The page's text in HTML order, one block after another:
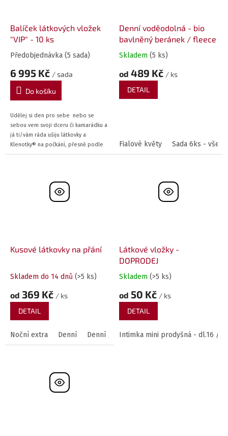
Balíček látkových vložek
"VIP" - 10 ks
Předobjednávka (5 sada)
6 995 Kč / sada
Do košíku
Udělej si den pro sebe nebo se
sebou vem svoji dceru či kamarádku a
já ti/vám ráda ušiju látkovky a
Klenotky® na počkání, přesně podle
tvého/vašeho výběru.
Denní voděodolná - bio
bavlněný beránek / fleece
Skladem (5 ks)
od 489 Kč / ks
DETAIL
Fialové květy Sada 6ks -
Kusové látkovky na přání
Skladem do 14 dnů (>5 ks)
od 369 Kč / ks
DETAIL
Noční extra Denní Denní / noční Noční Intimka Megan
Látkové vložky -
DOPRODEJ
Skladem (>5 ks)
od 50 Kč / ks
DETAIL
Intimka mini prodyšná - dl.16 /